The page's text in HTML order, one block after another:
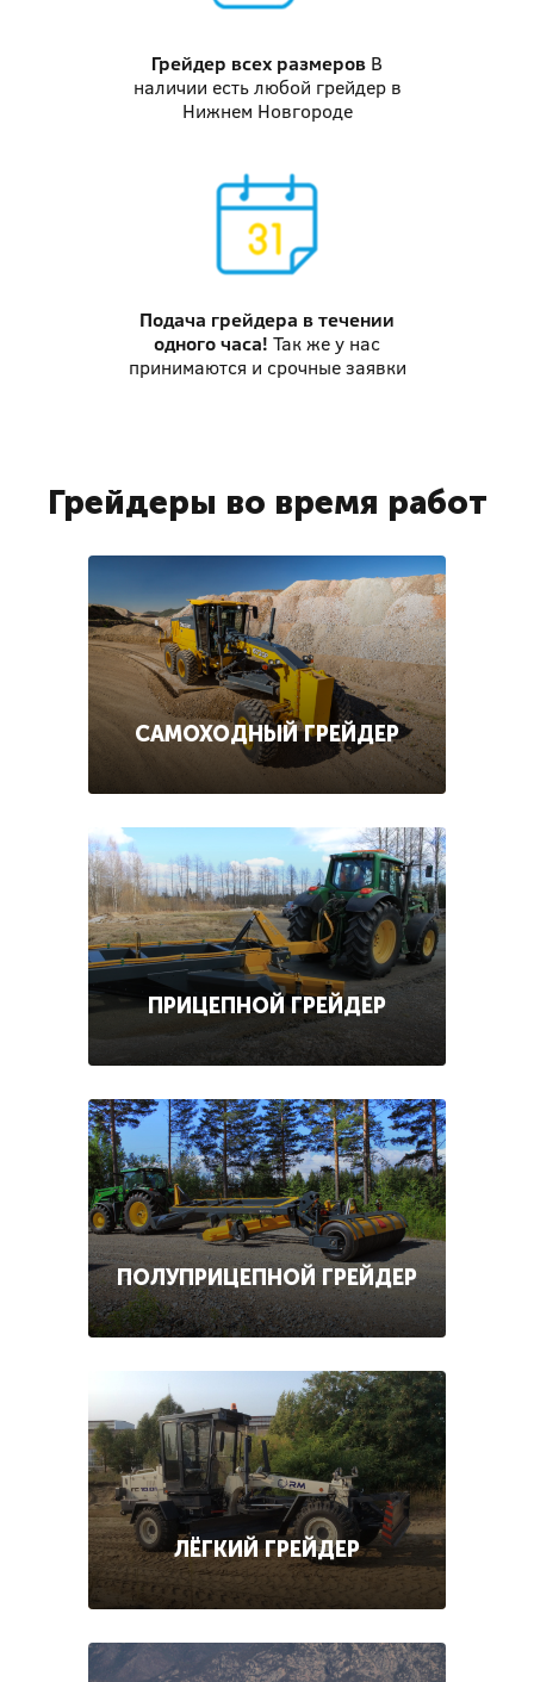
Грейдер всех размеров В
наличии есть любой грейдер в
Нижнем Новгороде
Подача грейдера в течении
одного часа! Так же у нас
принимаются и срочные заявки
Грейдеры во время работ
САМОХОДНЫЙ ГРЕЙДЕР
ПРИЦЕПНОЙ ГРЕЙДЕР
ПОЛУПРИЦЕПНОЙ ГРЕЙДЕР
ЛЁГКИЙ ГРЕЙДЕР